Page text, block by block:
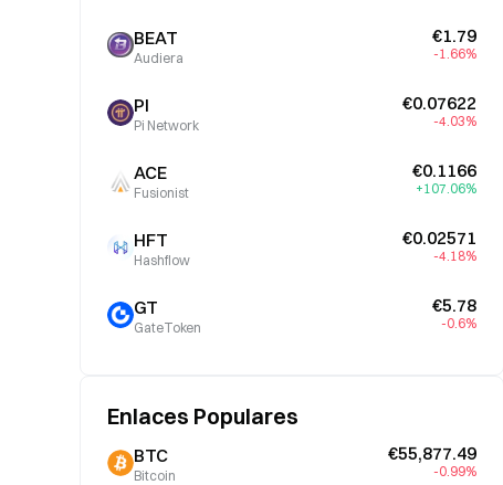
BEAT
Audiera
€1.79
-1.66%
PI
Pi Network
€0.07622
-4.03%
ACE
Fusionist
€0.1166
+107.06%
HFT
Hashflow
€0.02571
-4.18%
GT
GateToken
€5.78
-0.6%
Enlaces Populares
BTC
Bitcoin
€55,877.49
-0.99%